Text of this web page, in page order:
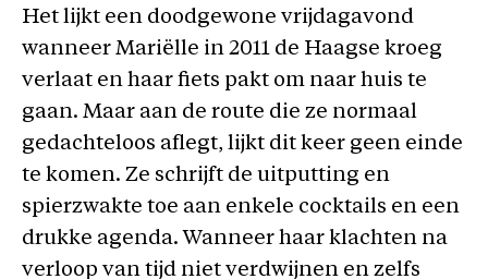
Het lijkt een doodgewone vrijdagavond
wanneer Mariëlle in 2011 de Haagse kroeg
verlaat en haar fiets pakt om naar huis te
gaan. Maar aan de route die ze normaal
gedachteloos aflegt, lijkt dit keer geen einde
te komen. Ze schrijft de uitputting en
spierzwakte toe aan enkele cocktails en een
drukke agenda. Wanneer haar klachten na
verloop van tijd niet verdwijnen en zelfs